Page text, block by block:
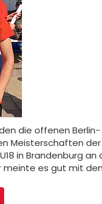
die offenen Berlin-
Meisterschaften der
in Brandenburg an
es gut mit